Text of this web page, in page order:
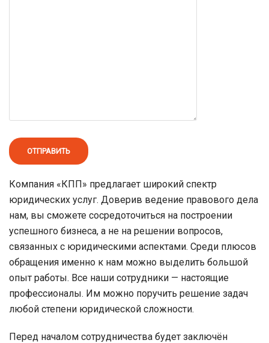
Компания «КПП» предлагает широкий спектр
юридических услуг. Доверив ведение правового дела
нам, вы сможете сосредоточиться на построении
успешного бизнеса, а не на решении вопросов,
связанных с юридическими аспектами. Среди плюсов
обращения именно к нам можно выделить большой
опыт работы. Все наши сотрудники — настоящие
профессионалы. Им можно поручить решение задач
любой степени юридической сложности.
Перед началом сотрудничества будет заключён